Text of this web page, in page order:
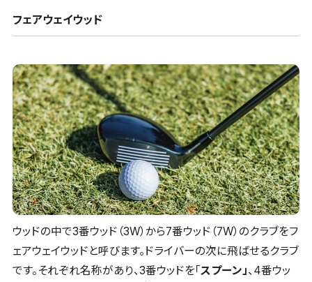
フェアウェイウッド
ウッドの中で3番ウッド（3W）から7番ウッド（7W）のクラブをフ
ェアウェイウッドと呼びます。ドライバーの次に飛ばせるクラブ
です。それぞれ名称があり、3番ウッドを「スプーン」、4番ウッ